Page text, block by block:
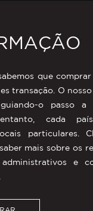
que
transação. O
o passo a
cada
particulares.
mais sobre os
e